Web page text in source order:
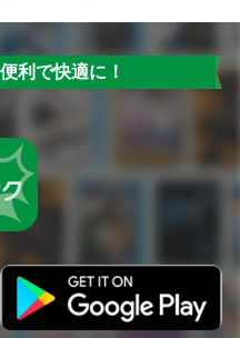
利で快適に！